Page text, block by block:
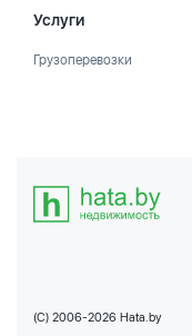
Услуги
Грузоперевозки
(C) 2006-2026 Hata.by